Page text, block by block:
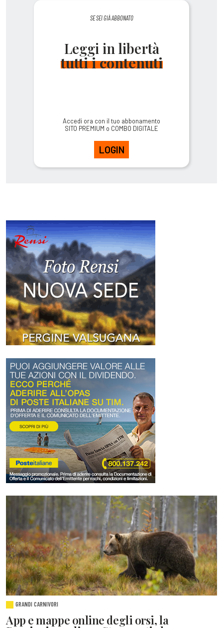
SE SEI GIÀ ABBONATO
Leggi in libertà
tutti i contenuti
Accedi ora con il tuo abbonamento
SITO PREMIUM o COMBO DIGITALE
LOGIN
GRANDI CARNIVORI
App e mappe online degli orsi, la